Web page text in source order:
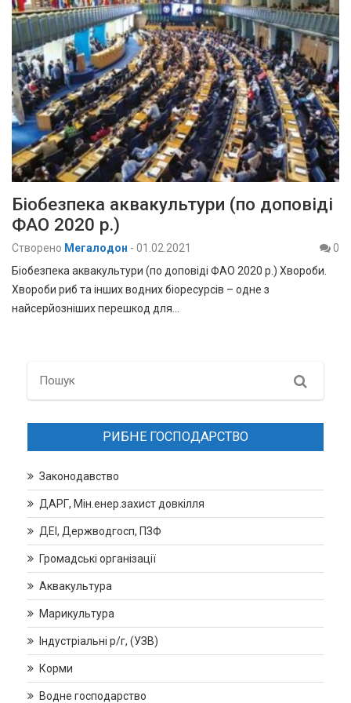
Біобезпека аквакультури (по доповіді
ФАО 2020 р.)
Створено Мегалодон - 01.02.2021
0
Біобезпека аквакультури (по доповіді ФАО 2020 р.) Хвороби.
Хвороби риб та інших водних біоресурсів – одне з
найсерйозніших перешкод для…
Search
РИБНЕ ГОСПОДАРСТВО
Законодавство
ДАРГ, Мін.енер.захист довкілля
ДЕІ, Держводгосп, ПЗФ
Громадські організації
Аквакультура
Марикультура
Індустріальні р/г, (УЗВ)
Корми
Водне господарство